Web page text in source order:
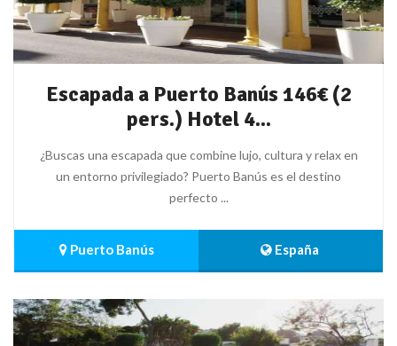
Escapada a Puerto Banús 146€ (2
pers.) Hotel 4...
¿Buscas una escapada que combine lujo, cultura y relax en
un entorno privilegiado? Puerto Banús es el destino
perfecto ...
Puerto Banús España